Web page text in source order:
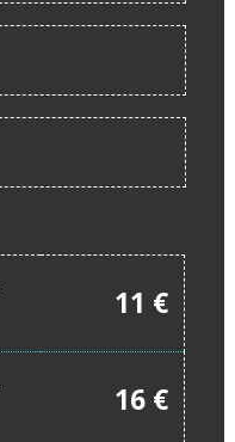
11 €
16 €